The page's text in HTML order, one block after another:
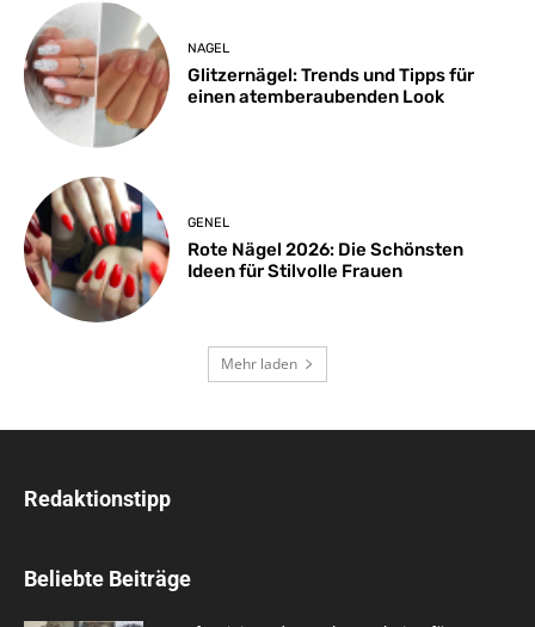
NAGEL
Glitzernägel: Trends und Tipps für
einen atemberaubenden Look
GENEL
Rote Nägel 2026: Die Schönsten
Ideen für Stilvolle Frauen
Mehr laden
Redaktionstipp
Beliebte Beiträge